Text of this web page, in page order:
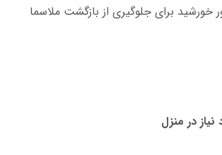
خورشید برای جلوگیری از بازگشت ملاسما
در منزل